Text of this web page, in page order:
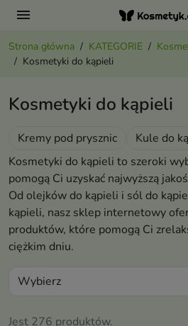
menu
Strona główna KATEGORIE
Kosmetyki do kąpieli
Kosmetyki do kąpieli
Kremy pod prysznic Kule do
Kosmetyki do kąpieli to szeroki
pomogą Ci uzyskać najwyższą
Od olejków do kąpieli i sól do
kąpieli, nasz sklep internetowy
produktów, które pomogą Ci
ciężkim dniu.
Jest 276 produktów.
Wybierz